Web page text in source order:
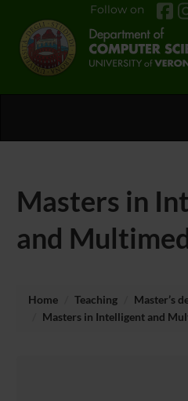
Follow on
Masters in
and
Home Teaching
Master’s
Masters in Intelligent and